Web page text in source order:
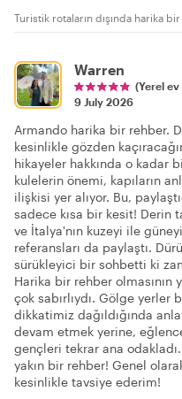
Turistik rotaların dışında harika
Warren
(Yerel
9 July 2026
Armando harika bir rehber.
kesinlikle gözden
hikayeler hakkında o kadar
kulelerin önemi, kapıların
ilişkisi yer alıyor. Bu,
sadece kısa bir kesit! Derin
ve İtalya'nın kuzeyi ile
referansları da paylaştı.
sürükleyici bir sohbetti ki
Harika bir rehber olmasının
çok sabırlıydı. Gölge
dikkatimiz dağıldığında
devam etmek yerine,
gençleri tekrar ana
yakın bir rehber! Genel
kesinlikle tavsiye ederim!